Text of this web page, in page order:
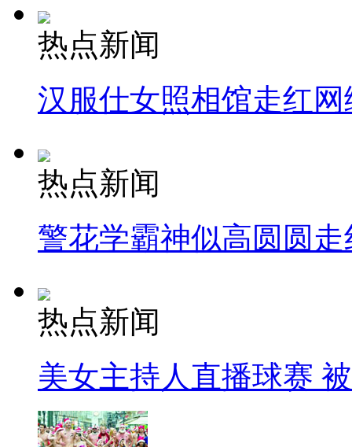
热点新闻
汉服仕女照相馆走红网
热点新闻
警花学霸神似高圆圆走
热点新闻
美女主持人直播球赛